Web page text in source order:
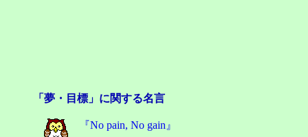
「夢・目標」に関する名言
『No pain, No gain』